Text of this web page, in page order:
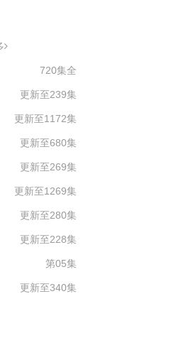
720集全
更新至239集
更新至1172集
更新至680集
更新至269集
更新至1269集
更新至280集
更新至228集
第05集
更新至340集